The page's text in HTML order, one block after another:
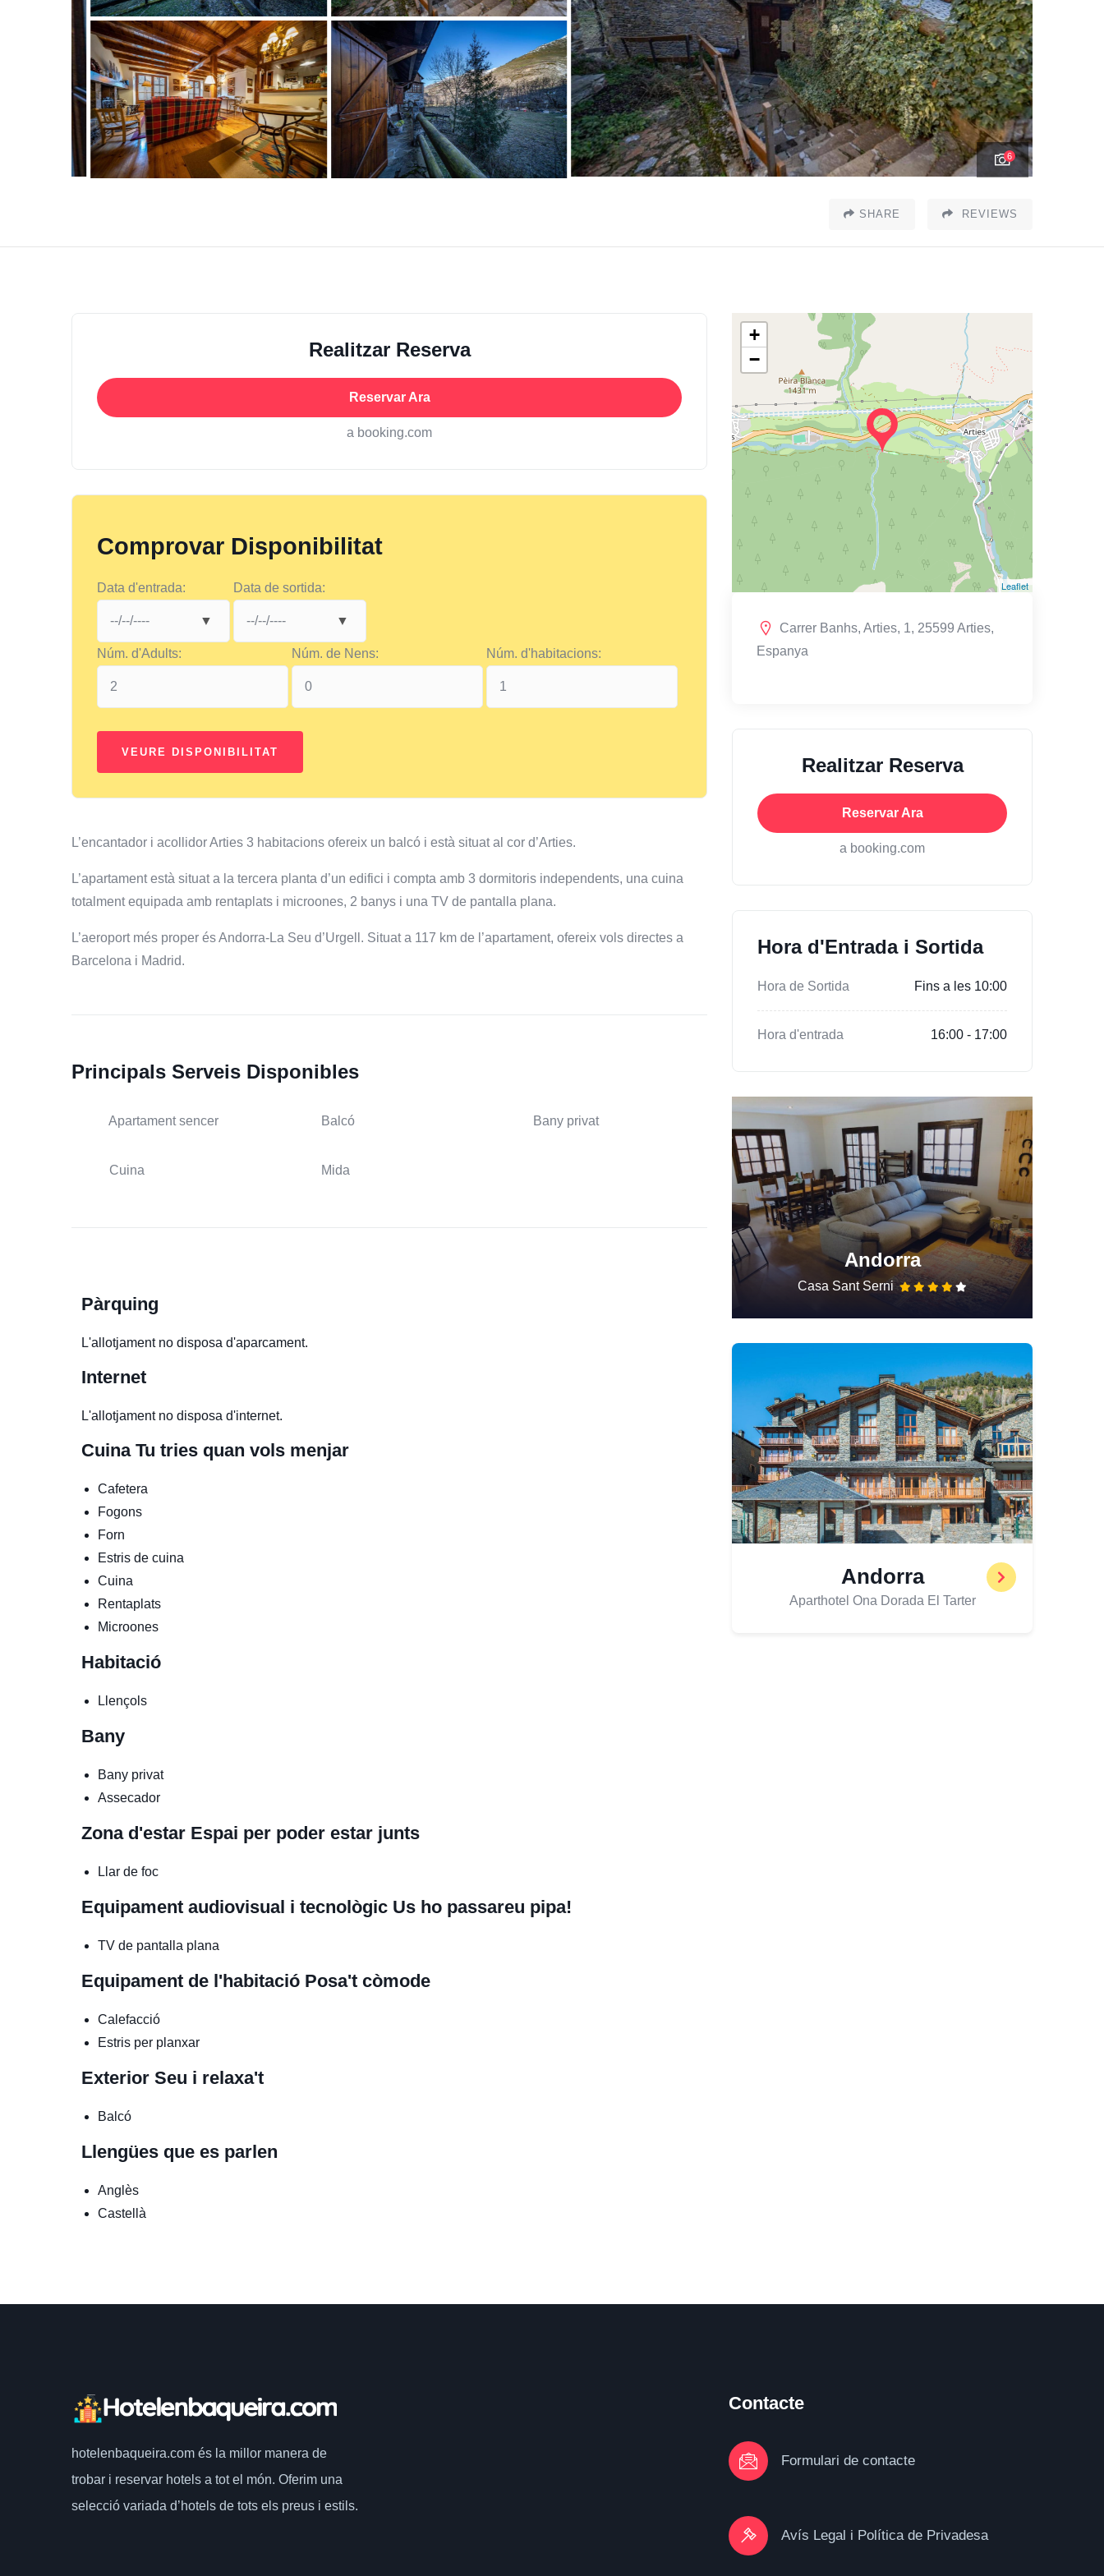
6
SHARE REVIEWS
Realitzar Reserva
Reservar Ara
a booking.com
Comprovar Disponibilitat
Data d'entrada: Data de sortida:
Núm. d'Adults: Núm. de Nens: Núm. d'habitacions:
L’encantador i acollidor Arties 3 habitacions ofereix un balcó i està situat al cor d’Arties.
L’apartament està situat a la tercera planta d’un edifici i compta amb 3 dormitoris independents, una cuina
totalment equipada amb rentaplats i microones, 2 banys i una TV de pantalla plana.
L’aeroport més proper és Andorra-La Seu d’Urgell. Situat a 117 km de l’apartament, ofereix vols directes a
Barcelona i Madrid.
Principals Serveis Disponibles
Apartament sencer Balcó Bany privat
Cuina Mida
Pàrquing
L'allotjament no disposa d'aparcament.
Internet
L'allotjament no disposa d'internet.
Cuina Tu tries quan vols menjar
Cafetera
Fogons
Forn
Estris de cuina
Cuina
Rentaplats
Microones
Habitació
Llençols
Bany
Bany privat
Assecador
Zona d'estar Espai per poder estar junts
Llar de foc
Equipament audiovisual i tecnològic Us ho passareu pipa!
TV de pantalla plana
Equipament de l'habitació Posa't còmode
Calefacció
Estris per planxar
Exterior Seu i relaxa't
Balcó
Llengües que es parlen
Anglès
Castellà
+
−
Leaflet
Carrer Banhs, Arties, 1, 25599 Arties,
Espanya
Realitzar Reserva
Reservar Ara
a booking.com
Hora d'Entrada i Sortida
Hora de Sortida Fins a les 10:00
Hora d'entrada 16:00 - 17:00
Andorra
Casa Sant Serni
Andorra
Aparthotel Ona Dorada El Tarter
hotelenbaqueira.com és la millor manera de
trobar i reservar hotels a tot el món. Oferim una
selecció variada d’hotels de tots els preus i estils.
Contacte
Formulari de contacte
Avís Legal i Política de Privadesa